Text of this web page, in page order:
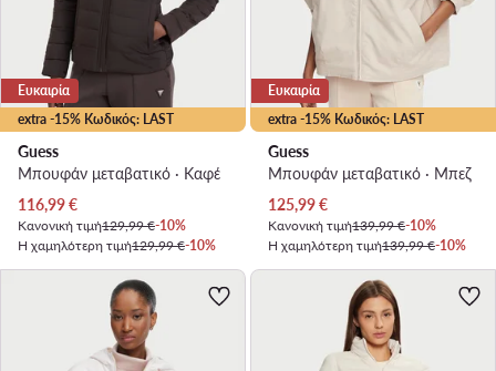
extra -15% Κωδικός: LAST
Ευκαιρία
Guess
Μπουφάν μεταβατικό · Καφέ
Τρέχουσα τιμή
116,99€
Κανονική τιμή129,99 €-10%
Η χαμηλότερη τιμή129,99 €-10%
extra -15% Κωδικός: LAST
Ευκαιρία
Guess
Μπουφάν μεταβατικό · Μπεζ
Τρέχουσα τιμή
125,99€
Κανονική τιμή139,99 €-10%
Η χαμηλότερη τιμή139,99 €-10%